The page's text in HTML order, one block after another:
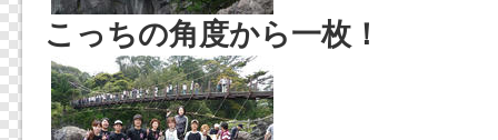
こっちの角度から一枚！